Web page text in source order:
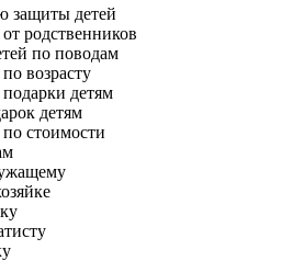
защиты детей
родственников
по поводам
возрасту
детям
детям
стоимости